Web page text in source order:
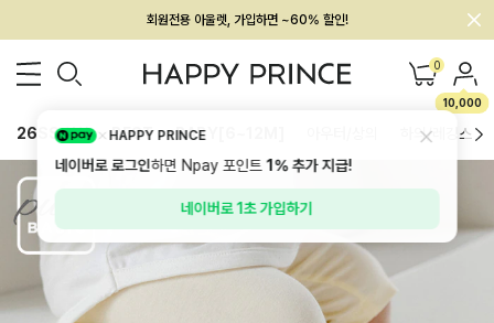
멤버십 최대 28,000원 혜택
0
10,000
26SS 신상 BEST BABY[6~12M] 하의/레깅스
HAPPY PRINCE
네이버로 로그인하면 Npay 포인트1%추가 지급!
네이버로 1초 가입하기